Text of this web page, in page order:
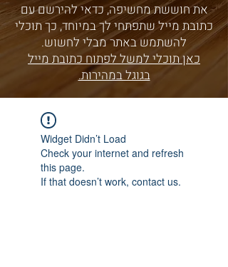
את חוששת מחשיפה, כדאי להירשם עם
כתובת מייל שתפתחי לך במיוחד, כך תוכלי
להשתמש באתר מבלי לחשוש.
כאן תוכלי למשל לפתוח כתובת מייל
בגוגל במהירות.
Widget Didn’t Load
Check your internet and refresh
this page.
If that doesn’t work, contact us.